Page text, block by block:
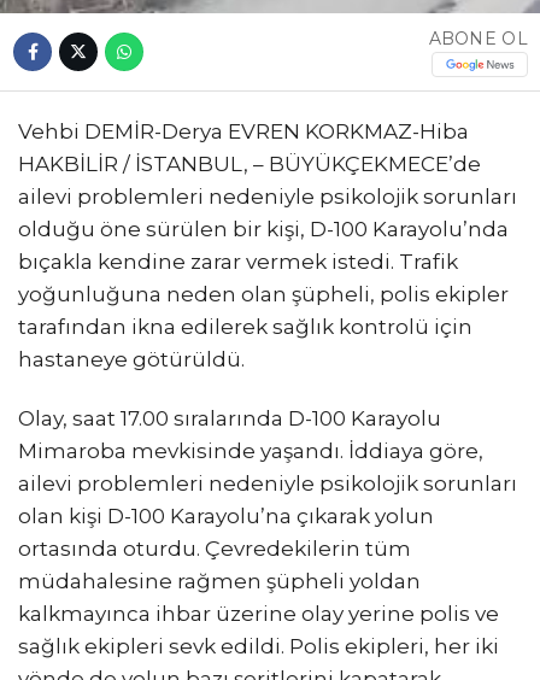
ABONE OL
Vehbi DEMİR-Derya EVREN KORKMAZ-Hiba
HAKBİLİR / İSTANBUL, – BÜYÜKÇEKMECE’de
ailevi problemleri nedeniyle psikolojik sorunları
olduğu öne sürülen bir kişi, D-100 Karayolu’nda
bıçakla kendine zarar vermek istedi. Trafik
yoğunluğuna neden olan şüpheli, polis ekipler
tarafından ikna edilerek sağlık kontrolü için
hastaneye götürüldü.
Olay, saat 17.00 sıralarında D-100 Karayolu
Mimaroba mevkisinde yaşandı. İddiaya göre,
ailevi problemleri nedeniyle psikolojik sorunları
olan kişi D-100 Karayolu’na çıkarak yolun
ortasında oturdu. Çevredekilerin tüm
müdahalesine rağmen şüpheli yoldan
kalkmayınca ihbar üzerine olay yerine polis ve
sağlık ekipleri sevk edildi. Polis ekipleri, her iki